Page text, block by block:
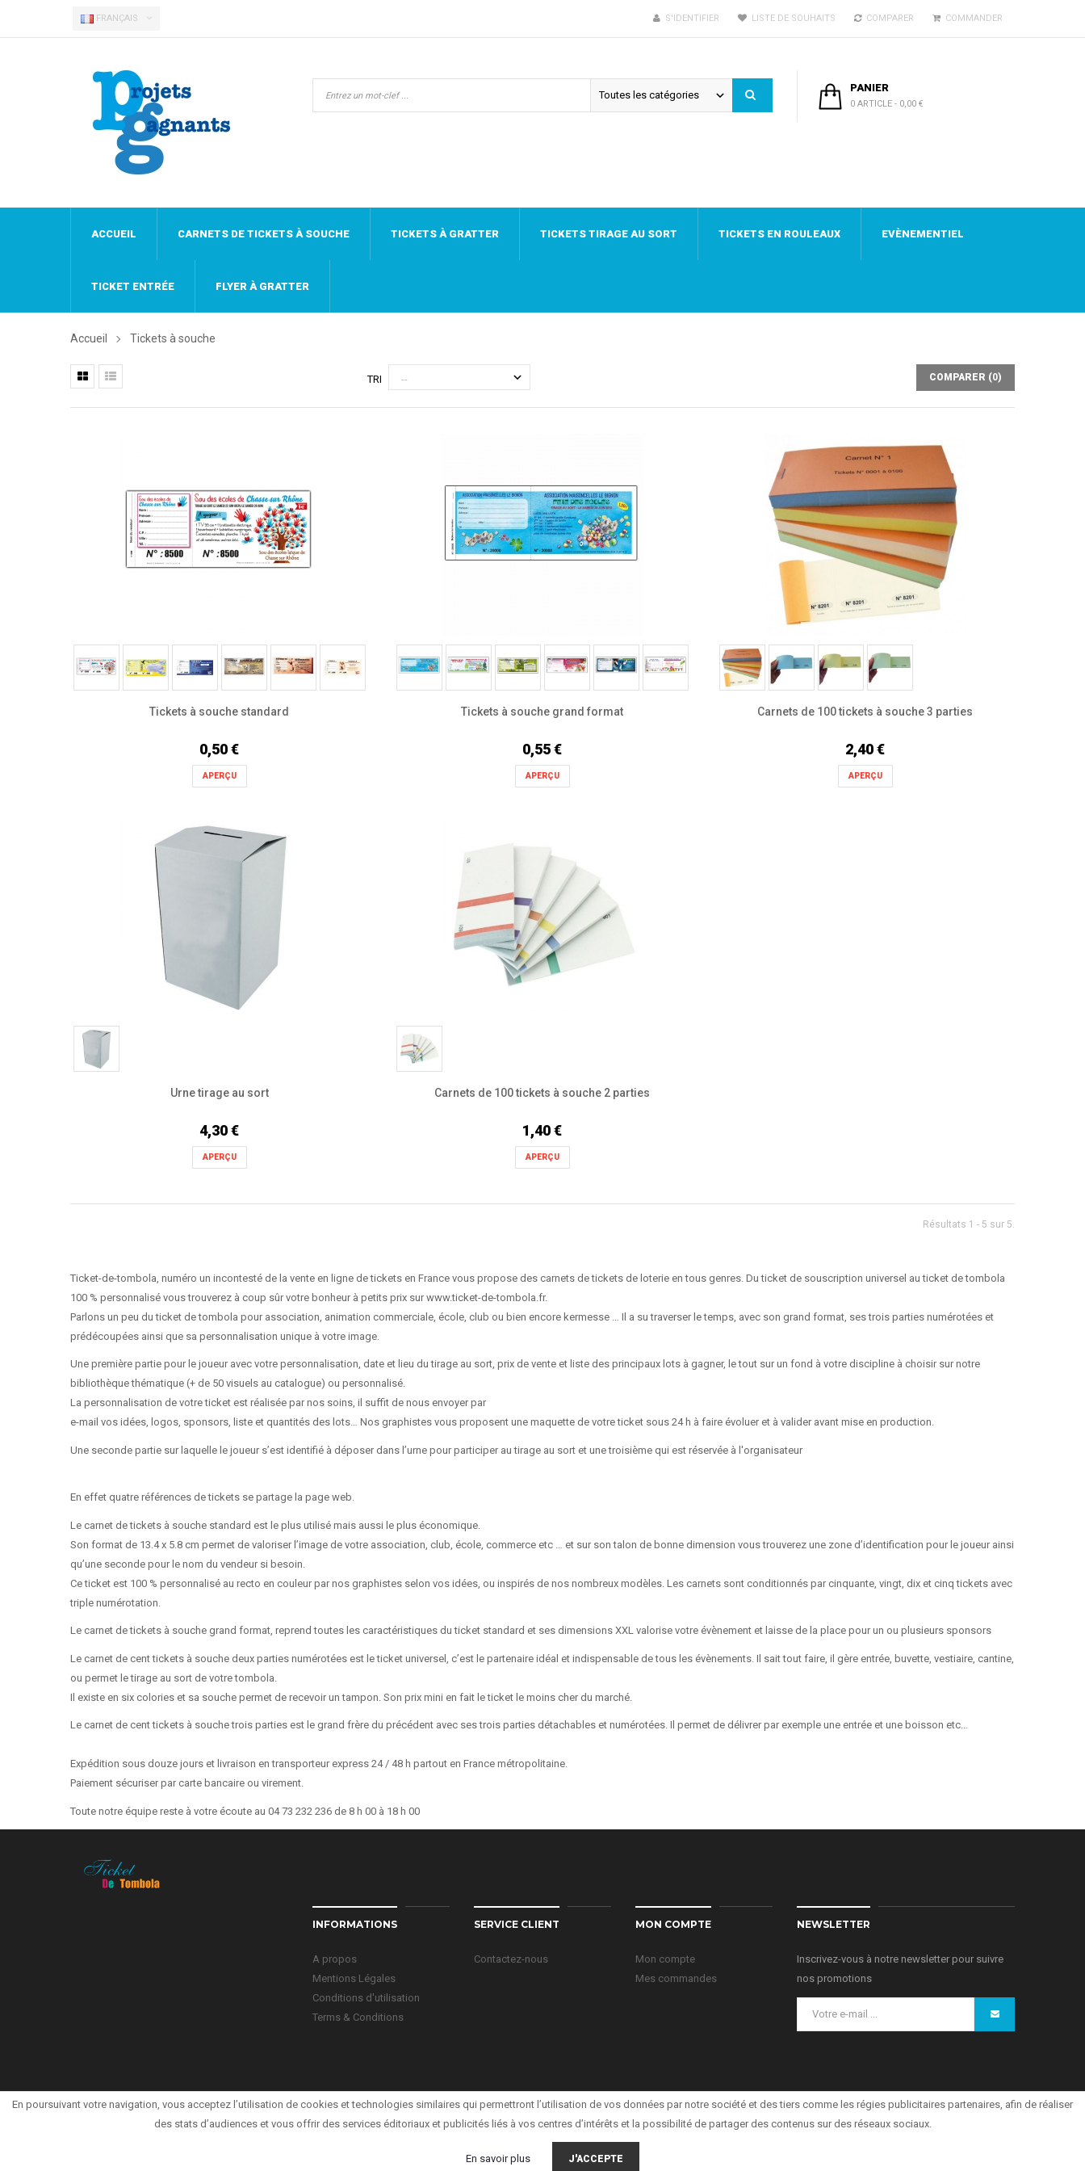
S'IDENTIFIER LISTE DE SOUHAITS COMPARER COMMANDER
FRANÇAIS
PANIER
0 ARTICLE - 0,00 €
ACCUEIL CARNETS DE TICKETS À SOUCHE TICKETS À GRATTER TICKETS TIRAGE AU SORT TICKETS EN ROULEAUX EVÈNEMENTIEL
TICKET ENTRÉE FLYER À GRATTER
Accueil Tickets à souche
TRI COMPARER (0)
Tickets à souche standard
0,50 €
APERÇU
Tickets à souche grand format
0,55 €
APERÇU
Carnets de 100 tickets à souche 3 parties
2,40 €
APERÇU
Urne tirage au sort
4,30 €
APERÇU
Carnets de 100 tickets à souche 2 parties
1,40 €
APERÇU
Résultats 1 - 5 sur 5.
Ticket-de-tombola, numéro un incontesté de la vente en ligne de tickets en France vous propose des carnets de tickets de loterie en tous genres. Du ticket de souscription universel au ticket de tombola
100 % personnalisé vous trouverez à coup sûr votre bonheur à petits prix sur www.ticket-de-tombola.fr.
Parlons un peu du ticket de tombola pour association, animation commerciale, école, club ou bien encore kermesse … Il a su traverser le temps, avec son grand format, ses trois parties numérotées et
prédécoupées ainsi que sa personnalisation unique à votre image.
Une première partie pour le joueur avec votre personnalisation, date et lieu du tirage au sort, prix de vente et liste des principaux lots à gagner, le tout sur un fond à votre discipline à choisir sur notre
bibliothèque thématique (+ de 50 visuels au catalogue) ou personnalisé.
La personnalisation de votre ticket est réalisée par nos soins, il suffit de nous envoyer par
e-mail vos idées, logos, sponsors, liste et quantités des lots… Nos graphistes vous proposent une maquette de votre ticket sous 24 h à faire évoluer et à valider avant mise en production.
Une seconde partie sur laquelle le joueur s’est identifié à déposer dans l’urne pour participer au tirage au sort et une troisième qui est réservée à l'organisateur
En effet quatre références de tickets se partage la page web.
Le carnet de tickets à souche standard est le plus utilisé mais aussi le plus économique.
Son format de 13.4 x 5.8 cm permet de valoriser l’image de votre association, club, école, commerce etc … et sur son talon de bonne dimension vous trouverez une zone d’identification pour le joueur ainsi
qu’une seconde pour le nom du vendeur si besoin.
Ce ticket est 100 % personnalisé au recto en couleur par nos graphistes selon vos idées, ou inspirés de nos nombreux modèles. Les carnets sont conditionnés par cinquante, vingt, dix et cinq tickets avec
triple numérotation.
Le carnet de tickets à souche grand format, reprend toutes les caractéristiques du ticket standard et ses dimensions XXL valorise votre évènement et laisse de la place pour un ou plusieurs sponsors
Le carnet de cent tickets à souche deux parties numérotées est le ticket universel, c’est le partenaire idéal et indispensable de tous les évènements. Il sait tout faire, il gère entrée, buvette, vestiaire, cantine,
ou permet le tirage au sort de votre tombola.
Il existe en six colories et sa souche permet de recevoir un tampon. Son prix mini en fait le ticket le moins cher du marché.
Le carnet de cent tickets à souche trois parties est le grand frère du précédent avec ses trois parties détachables et numérotées. Il permet de délivrer par exemple une entrée et une boisson etc…
Expédition sous douze jours et livraison en transporteur express 24 / 48 h partout en France métropolitaine.
Paiement sécuriser par carte bancaire ou virement.
Toute notre équipe reste à votre écoute au 04 73 232 236 de 8 h 00 à 18 h 00
INFORMATIONS
A propos
Mentions Légales
Conditions d'utilisation
Terms & Conditions
SERVICE CLIENT
Contactez-nous
MON COMPTE
Mon compte
Mes commandes
NEWSLETTER
Inscrivez-vous à notre newsletter pour suivre
nos promotions
Copyright © 2020 Ticket de Tombola - All rights reserved.
En poursuivant votre navigation, vous acceptez l’utilisation de cookies et technologies similaires qui permettront l’utilisation de vos données par notre société et des tiers comme les régies publicitaires partenaires, afin de réaliser
des stats d’audiences et vous offrir des services éditoriaux et publicités liés à vos centres d’intérêts et la possibilité de partager des contenus sur des réseaux sociaux.
En savoir plus J'ACCEPTE